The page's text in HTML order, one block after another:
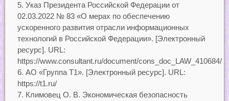
Указ Президента Российской Федерации от
02.03.2022 № 83 «О мерах по обеспечению
ускоренного развития отрасли информационных
технологий в Российской Федерации». [Электронный
ресурс]. URL:
https://www.consultant.ru/document/cons_doc_LAW_410684/
АО «Группа Т1». [Электронный ресурс]. URL:
https://t1.ru/
Климовец О. В. Экономическая безопасность